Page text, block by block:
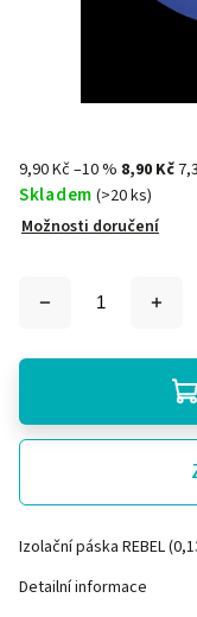
9,90 Kč–10 % 8,90 Kč
Skladem (>20 ks)
Možnosti doručení
Izolační páska REBEL
Detailní informace